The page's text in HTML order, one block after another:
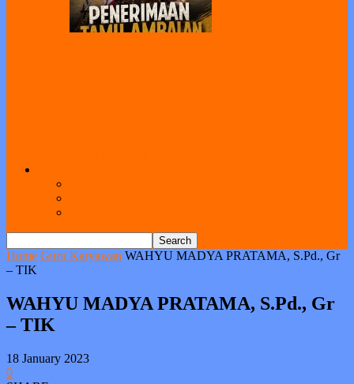
Home Guru Karyawan WAHYU MADYA PRATAMA, S.Pd., Gr
– TIK
WAHYU MADYA PRATAMA, S.Pd., Gr
– TIK
18 January 2023
0